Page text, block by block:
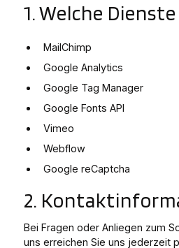
1. Welche
MailChimp
Google Analytics
Google Tag Manager
Google Fonts API
Vimeo
Webflow
Google reCaptcha
2.
Bei Fragen oder Anliegen zum
uns erreichen Sie uns jederzeit